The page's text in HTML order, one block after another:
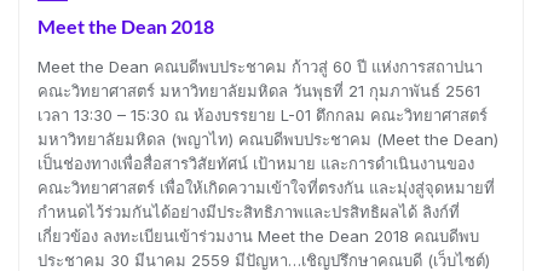
Meet the Dean 2018
Meet the Dean คณบดีพบประชาคม ก้าวสู่ 60 ปี แห่งการสถาปนา
คณะวิทยาศาสตร์ มหาวิทยาลัยมหิดล วันพุธที่ 21 กุมภาพันธ์ 2561
เวลา 13:30 – 15:30 ณ ห้องบรรยาย L-01 ตึกกลม คณะวิทยาศาสตร์
มหาวิทยาลัยมหิดล (พญาไท) คณบดีพบประชาคม (Meet the Dean)
เป็นช่องทางเพื่อสื่อสารวิสัยทัศน์ เป้าหมาย และการดำเนินงานของ
คณะวิทยาศาสตร์ เพื่อให้เกิดความเข้าใจที่ตรงกัน และมุ่งสู่จุดหมายที่
กำหนดไว้ร่วมกันได้อย่างมีประสิทธิภาพและปรสิทธิผลได้ ลิงก์ที่
เกี่ยวข้อง ลงทะเบียนเข้าร่วมงาน Meet the Dean 2018 คณบดีพบ
ประชาคม 30 มีนาคม 2559 มีปัญหา…เชิญปรึกษาคณบดี (เว็บไซต์)